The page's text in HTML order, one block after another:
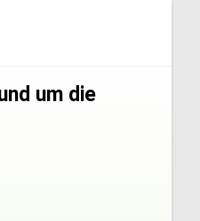
um die